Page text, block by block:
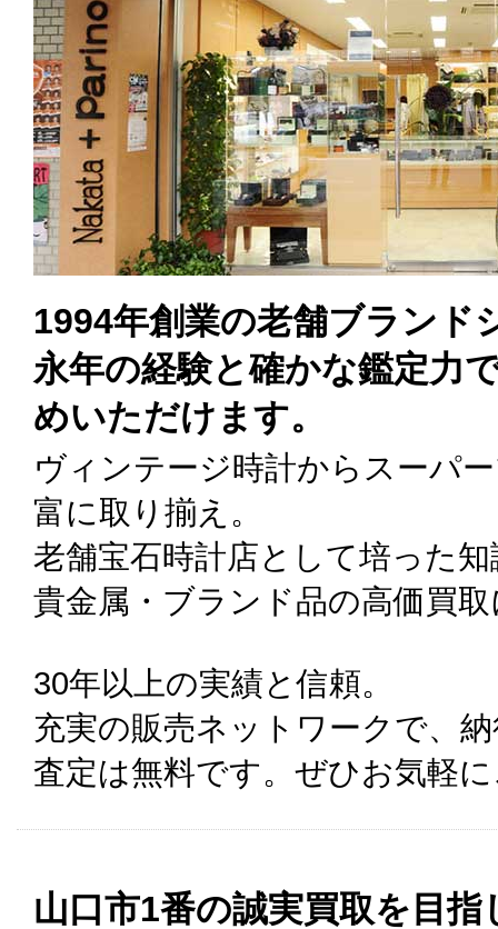
1994年創業の老舗ブランド
永年の経験と確かな鑑定力
めいただけます。
ヴィンテージ時計からスーパ
富に取り揃え。
老舗宝石時計店として培った
貴金属・ブランド品の高価買
30年以上の実績と信頼。
充実の販売ネットワークで、
査定は無料です。ぜひお気軽
山口市1番の誠実買取を目